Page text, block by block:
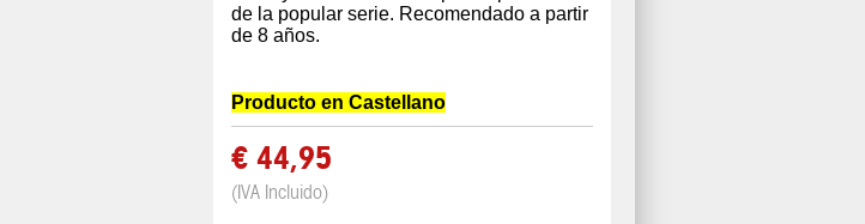
de la popular serie. Recomendado a partir
de 8 años.
Producto en Castellano
€ 44,95
(IVA Incluido)